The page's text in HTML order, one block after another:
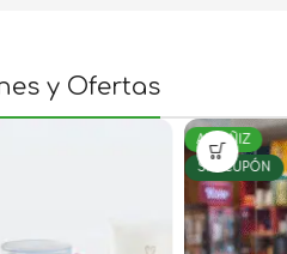
y Ofertas
SIN CUPÓN